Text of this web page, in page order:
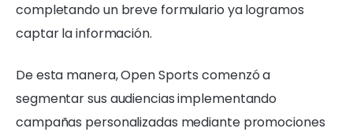
completando un breve formulario ya logramos
captar la información.
De esta manera, Open Sports comenzó a
segmentar sus audiencias implementando
campañas personalizadas mediante promociones